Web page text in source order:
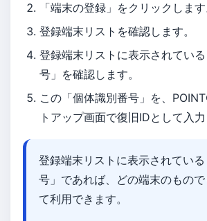
「端末の登録」をクリックします
登録端末リストを確認します。
登録端末リストに表示されてい
号」を確認します。
この「個体識別番号」を、
トアップ画面で復旧IDとして入力
登録端末リストに表示されてい
号」であれば、どの端末のもの
て利用できます。